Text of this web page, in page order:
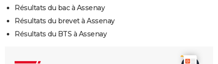
Résultats du bac à Assenay
Résultats du brevet à Assenay
Résultats du BTS à Assenay